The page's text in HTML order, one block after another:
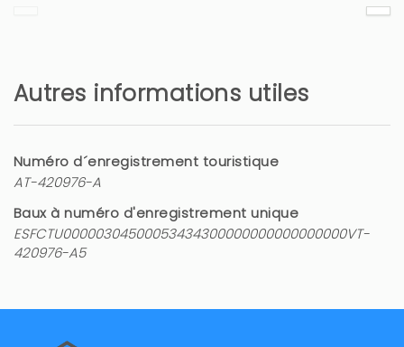
Autres informations utiles
Numéro d´enregistrement touristique
AT-420976-A
Baux à numéro d'enregistrement unique
ESFCTU00000304500053434300000000000000000VT-
420976-A5